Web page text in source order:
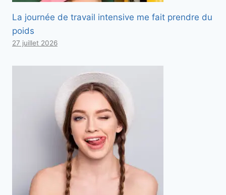
La journée de travail intensive me fait prendre du
poids
27 juillet 2026